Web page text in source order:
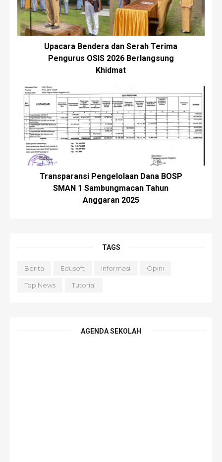
Upacara Bendera dan Serah Terima
Pengurus OSIS 2026 Berlangsung
Khidmat
Transparansi Pengelolaan Dana BOSP
SMAN 1 Sambungmacan Tahun
Anggaran 2025
TAGS
Berita Edusoft Informasi Opini
Top News Tutorial
AGENDA SEKOLAH